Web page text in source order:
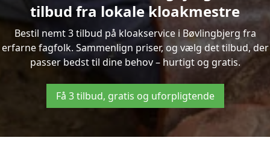
tilbud fra lokale kloakmestre
Bestil nemt 3 tilbud på kloakservice i Bøvlingbjerg fra
erfarne fagfolk. Sammenlign priser, og vælg det tilbud, der
passer bedst til dine behov – hurtigt og gratis.
Få 3 tilbud, gratis og uforpligtende